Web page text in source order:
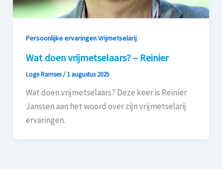
Persoonlijke ervaringen Vrijmetselarij
Wat doen vrijmetselaars? – Reinier
Loge Ramses/ 1 augustus 2025
Wat doen vrijmetselaars? Deze keer is Reinier
Janssen aan het woord over zijn vrijmetselarij
ervaringen.